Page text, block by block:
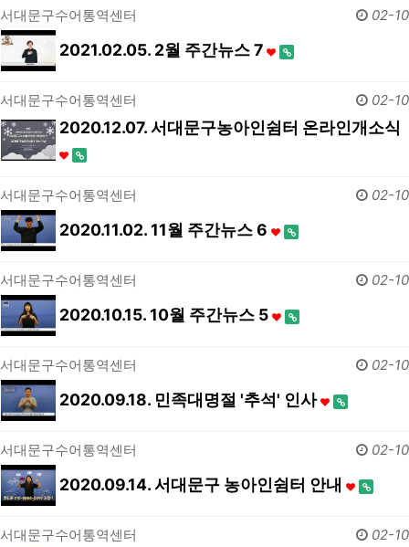
서대문구수어통역센터 02-10
2021.02.05. 2월 주간뉴스 7
서대문구수어통역센터 02-10
2020.12.07. 서대문구농아인쉼터 온라인개소식
서대문구수어통역센터 02-10
2020.11.02. 11월 주간뉴스 6
서대문구수어통역센터 02-10
2020.10.15. 10월 주간뉴스 5
서대문구수어통역센터 02-10
2020.09.18. 민족대명절 '추석' 인사
서대문구수어통역센터 02-10
2020.09.14. 서대문구 농아인쉼터 안내
서대문구수어통역센터 02-10